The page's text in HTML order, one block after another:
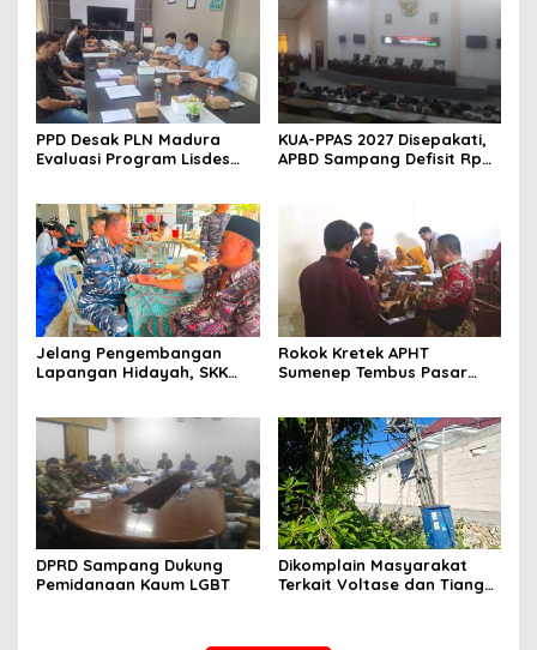
PPD Desak PLN Madura
Evaluasi Program Lisdes
KUA-PPAS 2027 Disepakati,
APBD Sampang Defisit Rp
Jelang Pengembangan
Lapangan Hidayah, SKK
Nelayan Sampang
Rokok Kretek APHT
Sumenep Tembus Pasar
DPRD Sampang Dukung
Pemidanaan Kaum LGBT
Dikomplain Masyarakat
Terkait Voltase dan Tiang